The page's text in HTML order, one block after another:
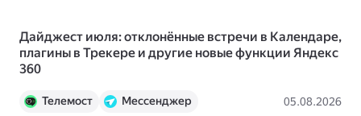
Дайджест июля: отклонённые встречи в Календаре,
плагины в Трекере и другие новые функции Яндекс
360
Телемост
Мессенджер
05.08.2026